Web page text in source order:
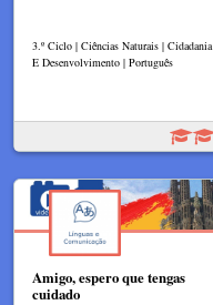
3.º Ciclo | Ciências Naturais | Cidadania
E Desenvolvimento | Português
Amigo, espero que tengas
cuidado